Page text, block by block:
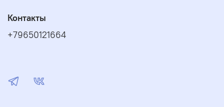
Контакты
+79650121664